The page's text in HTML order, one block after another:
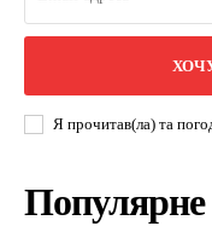
Я прочитав(ла) та
Популярне